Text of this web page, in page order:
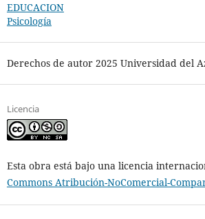
EDUCACION
Psicología
Derechos de autor 2025 Universidad del
Licencia
Esta obra está bajo una licencia
Commons Atribución-NoComercial-